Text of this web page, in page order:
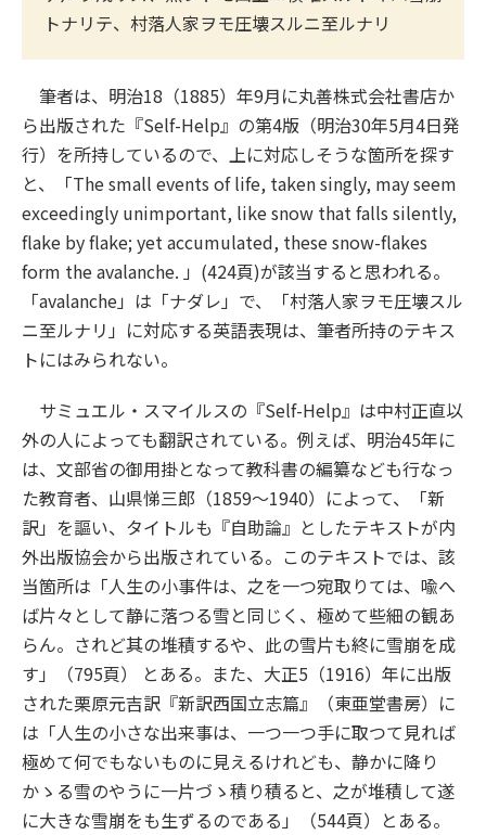
トナリテ、村落人家ヲモ圧壊スルニ至ルナリ
筆者は、明治18（1885）年9月に丸善株式会社書店か
ら出版された『Self-Help』の第4版（明治30年5月4日発
行）を所持しているので、上に対応しそうな箇所を探す
と、「The small events of life, taken singly, may seem
exceedingly unimportant, like snow that falls silently,
flake by flake; yet accumulated, these snow-flakes
form the avalanche. 」(424頁)が該当すると思われる。
「avalanche」は「ナダレ」で、「村落人家ヲモ圧壊スル
ニ至ルナリ」に対応する英語表現は、筆者所持のテキス
トにはみられない。
サミュエル・スマイルスの『Self-Help』は中村正直以
外の人によっても翻訳されている。例えば、明治45年に
は、文部省の御用掛となって教科書の編纂なども行なっ
た教育者、山県悌三郎（1859～1940）によって、「新
訳」を謳い、タイトルも『自助論』としたテキストが内
外出版協会から出版されている。このテキストでは、該
当箇所は「人生の小事件は、之を一つ宛取りては、喩へ
ば片々として静に落つる雪と同じく、極めて些細の観あ
らん。されど其の堆積するや、此の雪片も終に雪崩を成
す」（795頁） とある。また、大正5（1916）年に出版
された栗原元吉訳『新訳西国立志篇』（東亜堂書房）に
は「人生の小さな出来事は、一つ一つ手に取つて見れば
極めて何でもないものに見えるけれども、静かに降り
かゝる雪のやうに一片づゝ積り積ると、之が堆積して遂
に大きな雪崩をも生ずるのである」（544頁）とある。